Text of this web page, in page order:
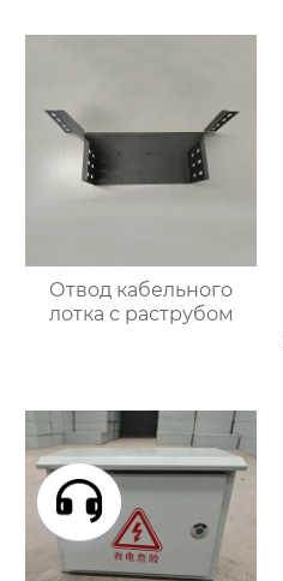
Отвод кабельного
лотка с раструбом